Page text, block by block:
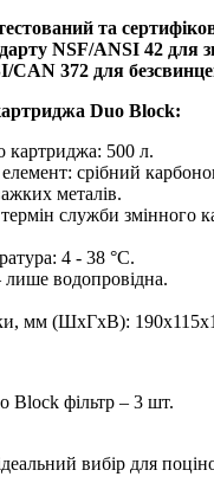
та
NSF/ANSI 42 для
372 для
Duo Block:
картриджа: 500 л.
срібний
металів.
служби змінного
4 - 38 °С.
лише водопровідна.
мм (ШхГхВ):
Block фільтр – 3 шт.
вибір для